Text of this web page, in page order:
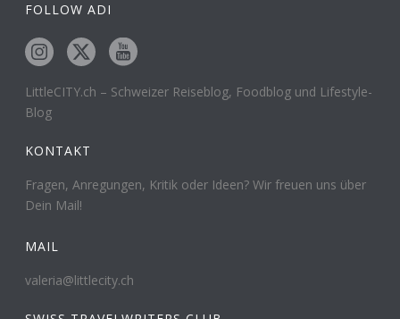
FOLLOW ADI
LittleCITY.ch – Schweizer Reiseblog, Foodblog und Lifestyle-
Blog
KONTAKT
Fragen, Anregungen, Kritik oder Ideen? Wir freuen uns über
Dein Mail!
MAIL
valeria@littlecity.ch